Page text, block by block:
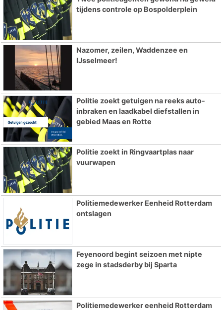
tijdens controle op Bospolderplein
Nazomer, zeilen, Waddenzee en
IJsselmeer!
Politie zoekt getuigen na reeks auto-
inbraken en laadkabel diefstallen in
gebied Maas en Rotte
Politie zoekt in Ringvaartplas naar
vuurwapen
Politiemedewerker Eenheid Rotterdam
ontslagen
Feyenoord begint seizoen met nipte
zege in stadsderby bij Sparta
Politiemedewerker eenheid Rotterdam